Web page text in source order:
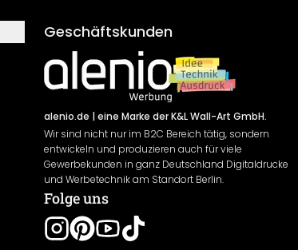
Geschäftskunden
alenio.de | eine Marke der K&L Wall-Art GmbH.
Wir sind nicht nur im B2C Bereich tätig, sondern
entwickeln und produzieren auch für viele
Gewerbekunden in ganz Deutschland Digitaldrucke
und Werbetechnik am Standort Berlin.
Folge uns